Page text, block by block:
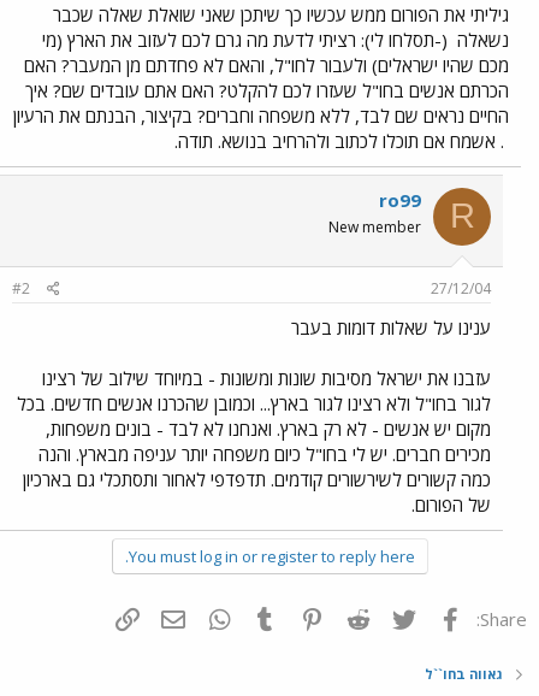
גיליתי את הפורום ממש עכשיו כך שיתכן שאני שואלת שאלה שכבר
נשאלה (-תסלחו לי): רציתי לדעת מה גרם לכם לעזוב את הארץ (מי
מכם שהיו ישראלים) ולעבור לחו"ל, והאם לא פחדתם מן המעבר? האם
הכרתם אנשים בחו"ל שעזרו לכם להקלט? האם אתם עובדים שם? איך
החיים נראים שם לבד, ללא משפחה וחברים? בקיצור, הבנתם את הרעיון
. אשמח אם תוכלו לכתוב ולהרחיב בנושא. תודה.
R
ro99
New member
27/12/04
#2
ענינו על שאלות דומות בעבר
עזבנו את ישראל מסיבות שונות ומשונות - במיוחד שילוב של רצינו
לגור בחו"ל ולא רצינו לגור בארץ... וכמובן שהכרנו אנשים חדשים. בכל
מקום יש אנשים - לא רק בארץ. ואנחנו לא לבד - בונים משפחות,
מכירים חברים. יש לי בחו"ל כיום משפחה יותר עניפה מבארץ. והנה
כמה קשורים לשירשורים קודמים. תדפדפי לאחור ותסתכלי גם בארכיון
של הפורום.
You must log in or register to reply here.
Share: פייסבוק Twitter
Reddit
Pinterest
Tumblr
WhatsAppדואר אלקטרוני
גאווה בחו``ל